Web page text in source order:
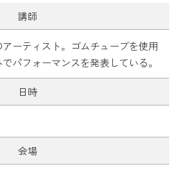
講師
ーティスト。ゴムチューブを使用
パフォーマンスを発表している。
日時
会場